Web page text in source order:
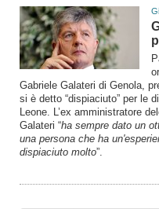
Gabriele Galateri di Genola,
si è detto “dispiaciuto” per le
Leone. L’ex amministratore
Galateri “ha sempre dato un
una persona che ha
dispiaciuto molto”.